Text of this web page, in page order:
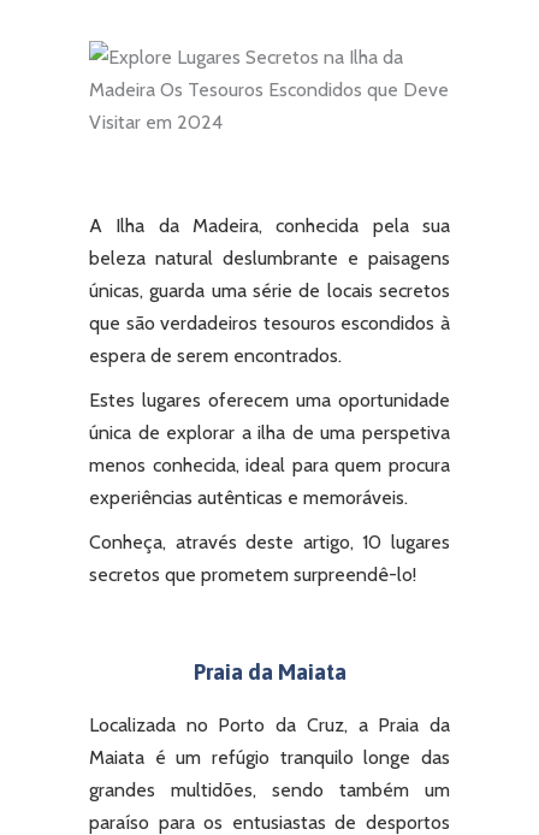
A Ilha da Madeira, conhecida pela sua
beleza natural deslumbrante e paisagens
únicas, guarda uma série de locais secretos
que são verdadeiros tesouros escondidos à
espera de serem encontrados.
Estes lugares oferecem uma oportunidade
única de explorar a ilha de uma perspetiva
menos conhecida, ideal para quem procura
experiências autênticas e memoráveis.
Conheça, através deste artigo, 10 lugares
secretos que prometem surpreendê-lo!
Praia da Maiata
Localizada no Porto da Cruz, a Praia da
Maiata é um refúgio tranquilo longe das
grandes multidões, sendo também um
paraíso para os entusiastas de desportos